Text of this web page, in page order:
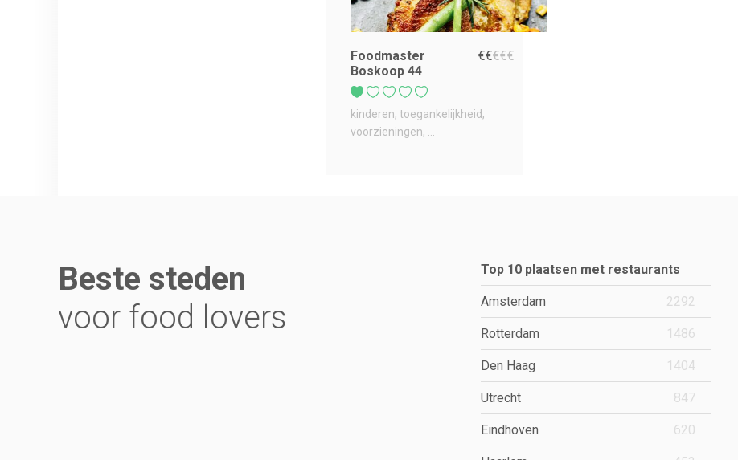
Foodmaster
Boskoop 44
€€€€€
kinderen toegankelijkheid
voorzieningen
Beste steden
voor food lovers
Top 10 plaatsen met restaurants
Amsterdam 2292
Rotterdam 1486
Den Haag 1404
Utrecht 847
Eindhoven 620